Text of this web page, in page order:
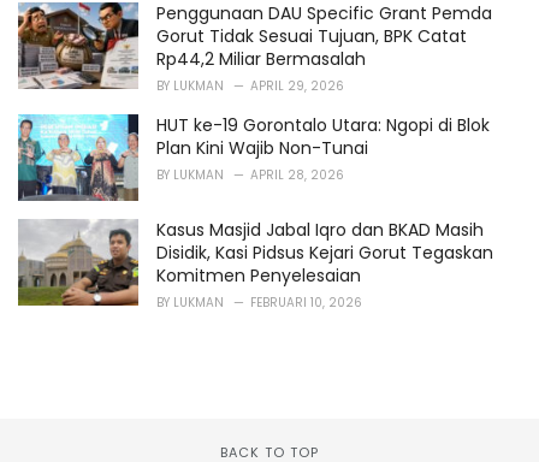
Penggunaan DAU Specific Grant Pemda
Gorut Tidak Sesuai Tujuan, BPK Catat
Rp44,2 Miliar Bermasalah
BY LUKMAN APRIL 29, 2026
HUT ke-19 Gorontalo Utara: Ngopi di Blok
Plan Kini Wajib Non-Tunai
BY LUKMAN APRIL 28, 2026
Kasus Masjid Jabal Iqro dan BKAD Masih
Disidik, Kasi Pidsus Kejari Gorut Tegaskan
Komitmen Penyelesaian
BY LUKMAN FEBRUARI 10, 2026
BACK TO TOP